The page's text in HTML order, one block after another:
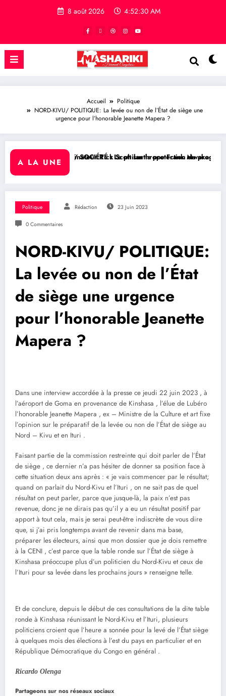
8 août 2026 4:52:31 AM
Accueil
Politique
NORD-KIVU/ POLITIQUE: La levée ou non de l’État de siège une
urgence pour l’honorable Jeanette Mapera ?
A LA UNE
Rick Scott sur la protection du programme Medicaid
SOCIÉTÉ : Le philanthrope Frank Mwaka KubihamushiziRDC/
Politique Rédaction 23 Juin 2023
0 Commentaires
NORD-KIVU/ POLITIQUE:
La levée ou non de l’État
de siège une urgence
pour l’honorable Jeanette
Mapera ?
Dans une interview accordée à la presse ce jeudi 22 juin 2023 , à
l’aéroport de Goma en provenance de Kinshasa , l’élue de Lubéro
l’honorable Jeanette Mapera , ex – Ministre de la Culture et art fixe
l’opinion sur le préparatif de la levée ou non de l’État de siège au
Nord – Kivu et en Ituri .
Faisant partie de la commission restreinte qui doit parler de l’État
de siège , ce dernier n’a pas hésiter de donner sa position face à
cette situation deux ans après : « je vais commencer par le résultat;
quand on parlait du Nord-Kivu et l’Ituri , on ne sait pas de quel
résultat on peut parler, parce que jusque-là, la paix n’est pas
revenue, donc je ne dirais pas qu’il y a eu un résultat positif par
apport à tout cela, mais je serai peut-être indiscrète de vous dire
que, si j’ai pris longtemps avant de revenir dans ma base,
préparer les électeurs, ainsi que mon dossier que je dois remettre
à la CENI , c’est parce que la table ronde sur l’État de siège à
Kinshasa préoccupe plus d’un politicien du Nord-Kivu et ceux de
l’Ituri pour sa levée dans les prochains jours » renseigne telle.
Et de conclure, depuis le début de ces consultations de la dite table
ronde à Kinshasa réunissant le Nord-Kivu et l’Ituri, plusieurs
politiciens croient que l’heure a sonnée pour la levé de l’État siège
à quelques mois des élections à l’est du pays en particulier et en
République Démocratique du Congo en général .
Ricardo Olenga
Partageons sur nos réseaux sociaux